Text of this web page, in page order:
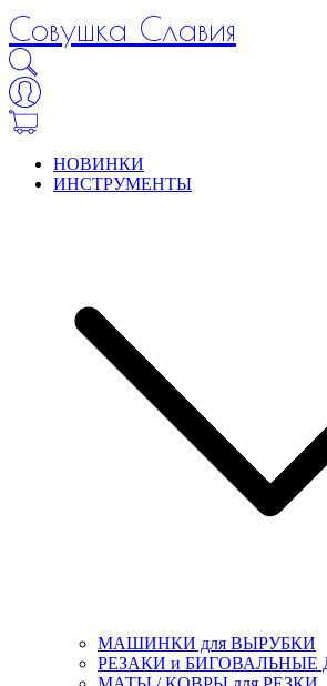
Совушка Славия
НОВИНКИ
ИНСТРУМЕНТЫ
МАШИНКИ для ВЫРУБКИ
РЕЗАКИ и БИГОВАЛЬНЫЕ